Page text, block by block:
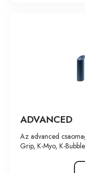
ADVANCED
Az advanced
Grip, K-Myo, K-